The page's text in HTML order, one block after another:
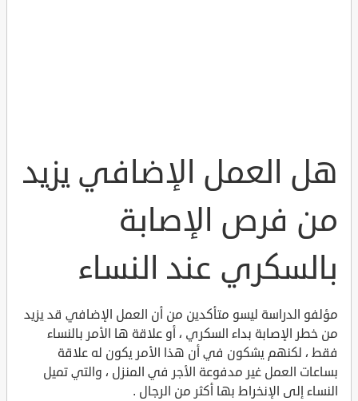
هل العمل الإضافي يزيد
من فرص الإصابة
بالسكري عند النساء
مؤلفو الدراسة ليسو متأكدين من أن العمل الإضافي قد يزيد
من خطر الإصابة بداء السكري ، أو علاقة ها الأمر بالنساء
فقط ، لكنهم يشكون في أن هذا الأمر يكون له علاقة
بساعات العمل غير مدفوعة الأجر في المنزل ، والتي تميل
النساء إلى الإنخراط بها أكثر من الرجال .